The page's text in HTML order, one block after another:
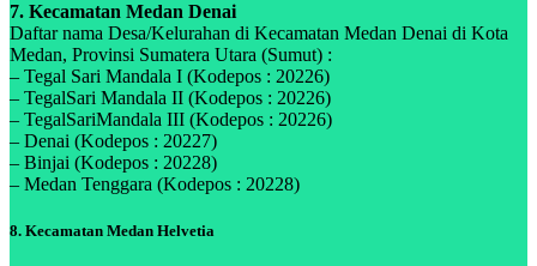
7. Kecamatan Medan Denai
Daftar nama Desa/Kelurahan di Kecamatan Medan Denai di Kota
Medan, Provinsi Sumatera Utara (Sumut) :
– Tegal Sari Mandala I (Kodepos : 20226)
– TegalSari Mandala II (Kodepos : 20226)
– TegalSariMandala III (Kodepos : 20226)
– Denai (Kodepos : 20227)
– Binjai (Kodepos : 20228)
– Medan Tenggara (Kodepos : 20228)
8. Kecamatan Medan Helvetia